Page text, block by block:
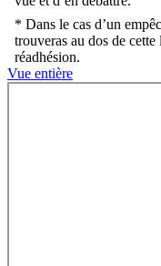
* Dans le cas d’un
trouveras au dos de cette
réadhésion.
Vue entière
Aller